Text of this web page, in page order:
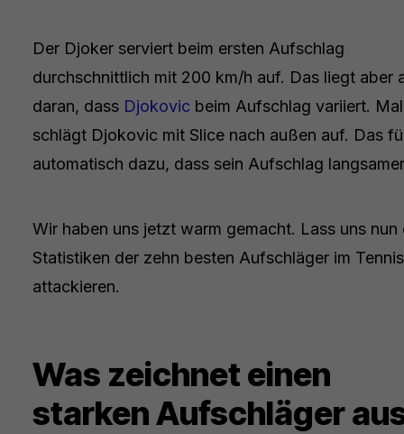
Der Djoker serviert beim ersten Aufschlag
durchschnittlich mit 200 km/h auf. Das liegt aber
daran, dass Djokovicbeim Aufschlag variiert. Mal
schlägt Djokovic mit Slice nach außen auf. Das
automatisch dazu, dass sein Aufschlag
Wir haben uns jetzt warm gemacht. Lass uns nun
Statistiken der zehn besten Aufschläger im Tennis
attackieren.
Was zeichnet einen
starken Aufschläger